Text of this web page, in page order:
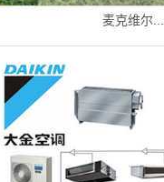
麦克维尔...